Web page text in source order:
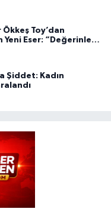
Ökkeş Toy’dan
Yeni Eser: “Değerinle
Şiddet: Kadın